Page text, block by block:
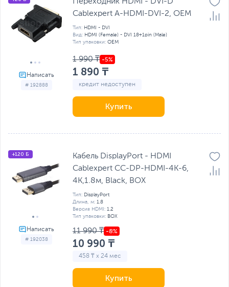
# 192888
Переходник HDMI - DVI-D
Cablexpert A-HDMI-DVI-2, OEM
Тип: HDMI - DVI
Вид: HDMI (Female) - DVI 18+1pin (Male)
Тип упаковки: OEM
1 990 ₸
1 890 ₸
кредит недоступен
Купить
# 192038
+120 Б
Кабель DisplayPort - HDMI
Cablexpert CC-DP-HDMI-4K-6,
4K,1.8м, Black, BOX
Тип: DisplayPort
Длина, м: 1.8
Версия HDMI: 1.2
Тип упаковки: BOX
11 990 ₸
10 990 ₸
458 ₸ x 24 мес
Купить